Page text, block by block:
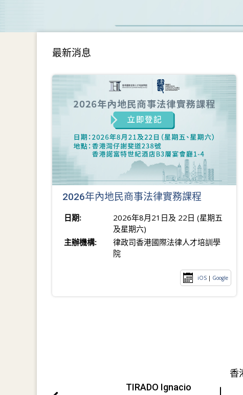
最新消息
2026年內地民商事法律實務課程
日期:
2026年8月21日及 22日 (星期五
及星期六)
主辦機構:
律政司香港國際法律人才培訓學
院
iOS | Google
TIRADO Ignacio
香